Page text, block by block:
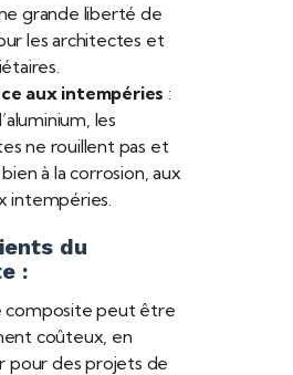
grande liberté de
les architectes et
aux intempéries :
les
ne rouillent pas et
à la corrosion, aux
intempéries.
du
:
composite peut être
coûteux, en
pour des projets de